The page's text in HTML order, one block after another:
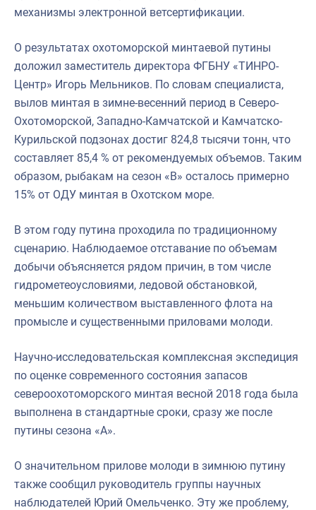
механизмы электронной ветсертификации.
О результатах охотоморской минтаевой путины
доложил заместитель директора ФГБНУ «ТИНРО-
Центр» Игорь Мельников. По словам специалиста,
вылов минтая в зимне-весенний период в Северо-
Охотоморской, Западно-Камчатской и Камчатско-
Курильской подзонах достиг 824,8 тысячи тонн, что
составляет 85,4 % от рекомендуемых объемов. Таким
образом, рыбакам на сезон «B» осталось примерно
15% от ОДУ минтая в Охотском море.
В этом году путина проходила по традиционному
сценарию. Наблюдаемое отставание по объемам
добычи объясняется рядом причин, в том числе
гидрометеоусловиями, ледовой обстановкой,
меньшим количеством выставленного флота на
промысле и существенными приловами молоди.
Научно-исследовательская комплексная экспедиция
по оценке современного состояния запасов
североохотоморского минтая весной 2018 года была
выполнена в стандартные сроки, сразу же после
путины сезона «А».
О значительном прилове молоди в зимнюю путину
также сообщил руководитель группы научных
наблюдателей Юрий Омельченко. Эту же проблему,